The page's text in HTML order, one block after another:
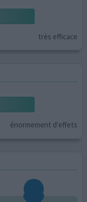
très efficace
énormement d'effets